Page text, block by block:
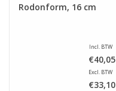
Rodonform, 16 cm
Incl. BTW
€40,05
Excl. BTW
€33,10